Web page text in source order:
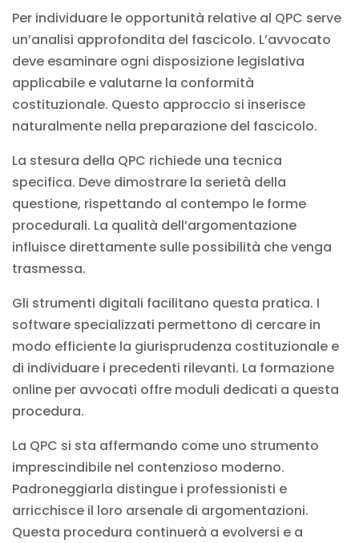
Per individuare le opportunità relative al QPC serve
un’analisi approfondita del fascicolo. L’avvocato
deve esaminare ogni disposizione legislativa
applicabile e valutarne la conformità
costituzionale. Questo approccio si inserisce
naturalmente nella preparazione del fascicolo.
La stesura della QPC richiede una tecnica
specifica. Deve dimostrare la serietà della
questione, rispettando al contempo le forme
procedurali. La qualità dell’argomentazione
influisce direttamente sulle possibilità che venga
trasmessa.
Gli strumenti digitali facilitano questa pratica. I
software specializzati permettono di cercare in
modo efficiente la giurisprudenza costituzionale e
di individuare i precedenti rilevanti. La formazione
online per avvocati offre moduli dedicati a questa
procedura.
La QPC si sta affermando come uno strumento
imprescindibile nel contenzioso moderno.
Padroneggiarla distingue i professionisti e
arricchisce il loro arsenale di argomentazioni.
Questa procedura continuerà a evolversi e a